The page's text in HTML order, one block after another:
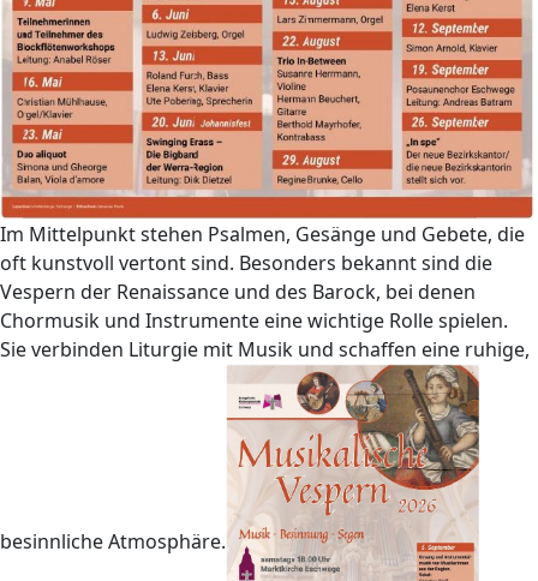
Im Mittelpunkt stehen Psalmen, Gesänge und Gebete, die
oft kunstvoll vertont sind. Besonders bekannt sind die
Vespern der Renaissance und des Barock, bei denen
Chormusik und Instrumente eine wichtige Rolle spielen.
Sie verbinden Liturgie mit Musik und schaffen eine ruhige,
besinnliche Atmosphäre.